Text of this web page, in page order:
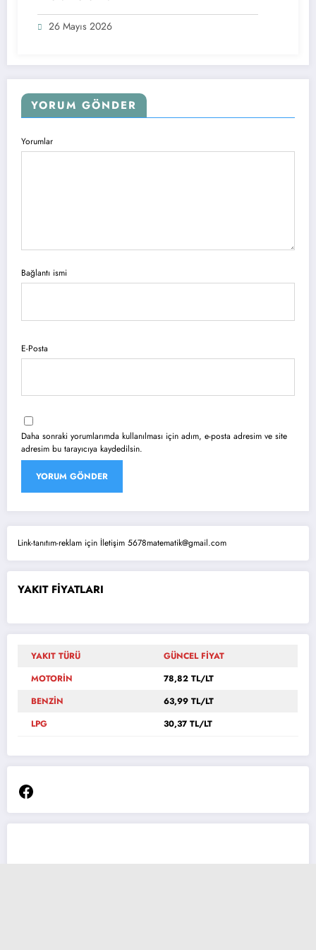
26 Mayıs 2026
YORUM GÖNDER
Yorumlar
Bağlantı ismi
E-Posta
Daha sonraki yorumlarımda kullanılması için adım, e-posta adresim ve site
adresim bu tarayıcıya kaydedilsin.
Link-tanıtım-reklam için İletişim 5678matematik@gmail.com
YAKIT FİYATLARI
YAKIT TÜRÜ
GÜNCEL FİYAT
MOTORİN
78,82 TL/LT
BENZİN
63,99 TL/LT
LPG
30,37 TL/LT
Facebook